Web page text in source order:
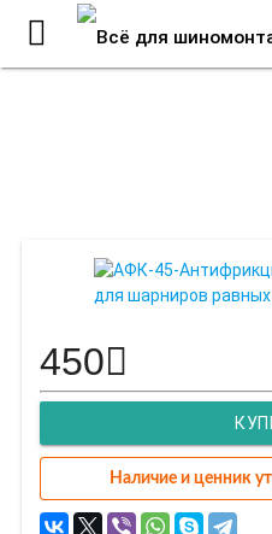
450
Наличие и ценник